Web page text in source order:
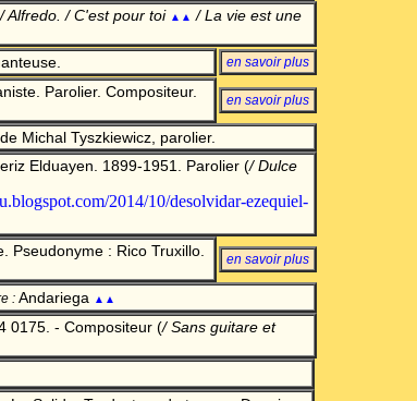
/ Alfredo. / C'est pour toi ▲▲ / La vie est une
en savoir plus
Parolier. Compositeur.
en savoir plus
Michal Tyszkiewicz, parolier.
Elduayen. 1899-1951. Parolier (/ Dulce
2014/10/desolvidar-ezequiel-
Pseudonyme : Rico Truxillo.
en savoir plus
: Andariega ▲▲
0175. - Compositeur (/ Sans guitare et